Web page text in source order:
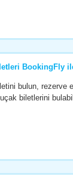
BookingFly
bulun, rezerve
biletlerini